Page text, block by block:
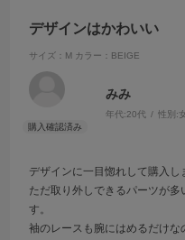
デザインはかわいい
サイズ：M カラー：BEIGE
みみ
年代:20代 性別:
デザインに一目惚れして購入し
ただ取り外しできるパーツが
す。
袖のレースも腕にはめるだけな